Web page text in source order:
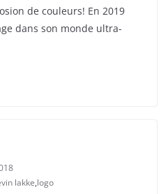
de couleurs! En 2019
dans son monde ultra-
lakke,logo